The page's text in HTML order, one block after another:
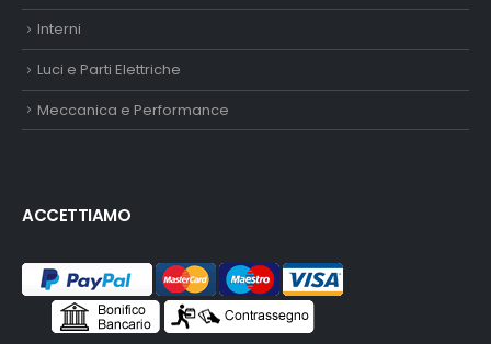
Interni
Luci e Parti Elettriche
Meccanica e Performance
ACCETTIAMO